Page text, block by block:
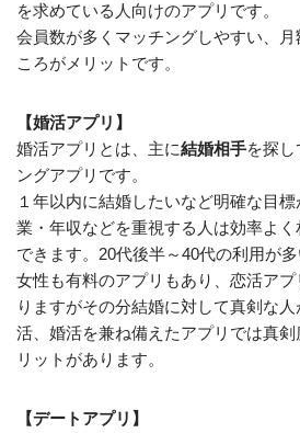
を求めている人向けのアプリです。
会員数が多くマッチングしやすい、
ころがメリットです。
【婚活アプリ】
婚活アプリとは、主に結婚相手を探
ングアプリです。
１年以内に結婚したいなど明確な目
業・年収などを重視する人は効率よく
できます。20代後半～40代の利用が多
女性も有料のアプリもあり、恋活ア
りますがその分結婚に対して真剣な
活、婚活を兼ね備えたアプリでは真
リットがあります。
【デートアプリ】